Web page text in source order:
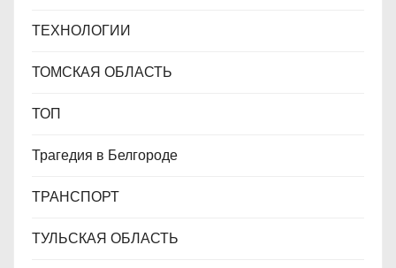
ТЕХНОЛОГИИ
ТОМСКАЯ ОБЛАСТЬ
ТОП
Трагедия в Белгороде
ТРАНСПОРТ
ТУЛЬСКАЯ ОБЛАСТЬ